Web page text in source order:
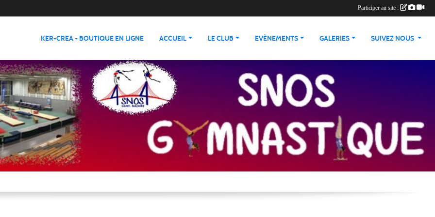
KER-CREA - BOUTIQUE EN LIGNE ACCUEIL LE CLUB EVÈNEMENTS GALERIES SUIVEZ NOUS
Participer au site :